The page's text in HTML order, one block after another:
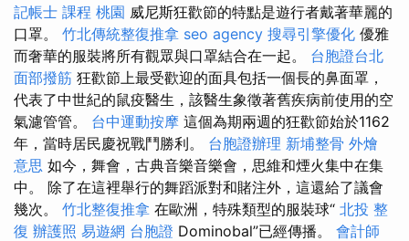
記帳士 課程 桃園 威尼斯狂歡節的特點是遊行者戴著華麗的
口罩。 竹北傳統整復推拿 seo agency 搜尋引擎優化 優雅
而奢華的服裝將所有觀眾與口罩結合在一起。 台胞證台北
面部撥筋 狂歡節上最受歡迎的面具包括一個長的鼻面罩，
代表了中世紀的鼠疫醫生，該醫生象徵著舊疾病前使用的空
氣濾管管。 台中運動按摩 這個為期兩週的狂歡節始於1162
年，當時居民慶祝戰鬥勝利。 台胞證辦理 新埔整骨 外燴
意思 如今，舞會，古典音樂音樂會，思維和煙火集中在集
中。 除了在這裡舉行的舞蹈派對和賭注外，這還給了議會
幾次。 竹北整復推拿 在歐洲，特殊類型的服裝球“ 北投 整
復 辦護照 易遊網 台胞證 Dominobal”已經傳播。 會計師